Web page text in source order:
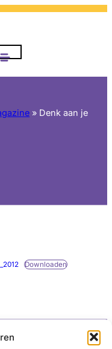
» Denk aan je
Downloaden